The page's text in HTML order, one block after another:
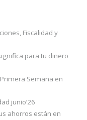
Fiscalidad y
para tu dinero
Semana en
junio’26
ahorros están en